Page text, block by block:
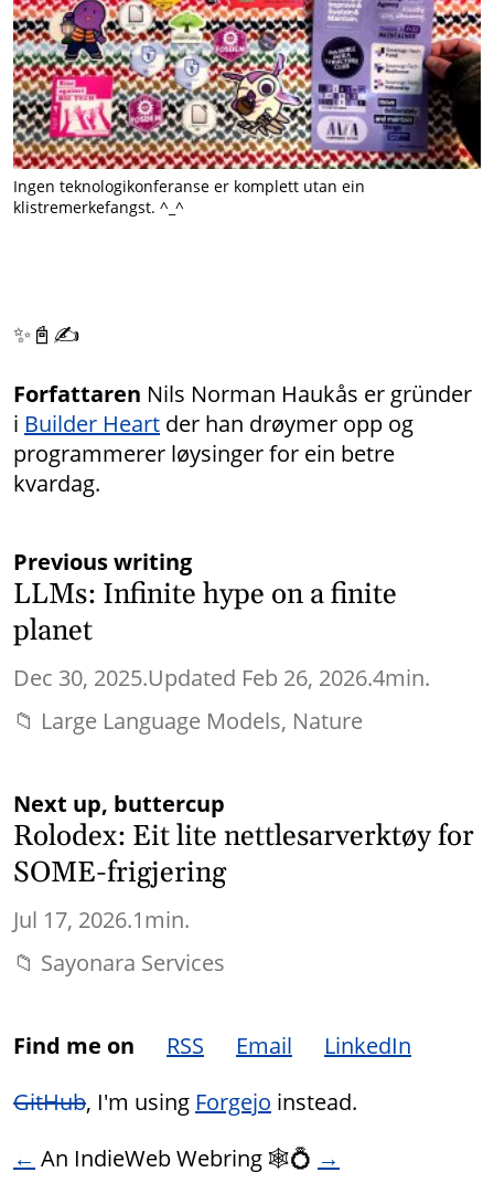
Ingen teknologikonferanse er komplett utan ein
klistremerkefangst. ^_^
✨📓✍
Forfattaren Nils Norman Haukås er gründer
i Builder Heart der han drøymer opp og
programmerer løysinger for ein betre
kvardag.
Previous writing
LLMs: Infinite hype on a finite
planet
Dec 30, 2025.Updated Feb 26, 2026.4min.
📁 Large Language Models Nature
Next up, buttercup
Rolodex: Eit lite nettlesarverktøy for
SOME-frigjering
Jul 17, 2026.1min.
📁 Sayonara Services
Find me on RSS Email
LinkedIn
GitHub, I'm using Forgejo instead.
← An IndieWeb Webring 🕸💍 →